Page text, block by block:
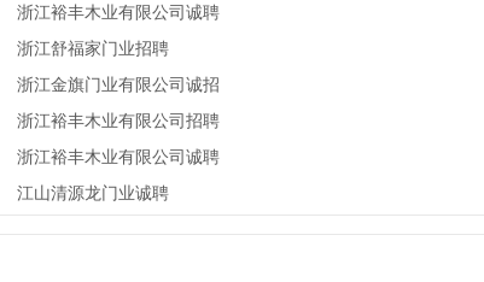
浙江裕丰木业有限公司诚聘
浙江舒福家门业招聘
浙江金旗门业有限公司诚招
浙江裕丰木业有限公司招聘
浙江裕丰木业有限公司诚聘
江山清源龙门业诚聘